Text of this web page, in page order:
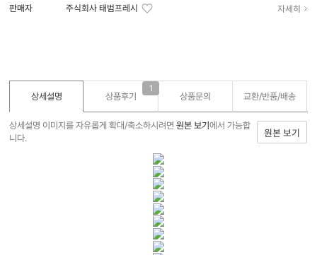
판매자 주식회사 태범프레시 자세히
상세설명 상품후기
1
상품문의 교환/반품/배송
상세설명 이미지를 자유롭게 확대/축소하시려면원본 보기에서 가능합
니다.
원본 보기